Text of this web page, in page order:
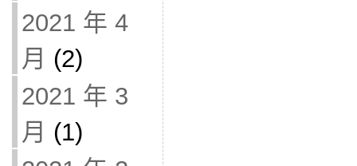
2021 年 4
月 (2)
2021 年 3
月 (1)